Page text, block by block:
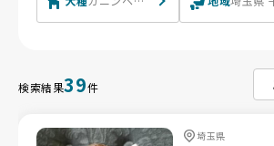
検索結果39件
埼玉県